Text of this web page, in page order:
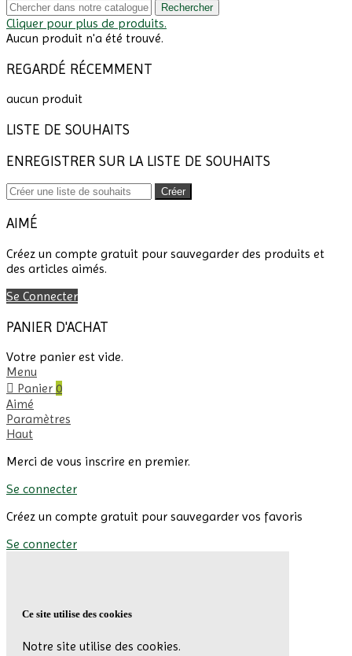
Rechercher
Cliquer pour plus de produits.
Aucun produit n'a été trouvé.
REGARDÉ RÉCEMMENT
aucun produit
LISTE DE SOUHAITS
ENREGISTRER SUR LA LISTE DE SOUHAITS
Créer
AIMÉ
Créez un compte gratuit pour sauvegarder des produits et
des articles aimés.
Se Connecter
PANIER D'ACHAT
Votre panier est vide.
Menu
Panier 0
Aimé
Paramètres
Haut
Merci de vous inscrire en premier.
Se connecter
Créez un compte gratuit pour sauvegarder vos favoris
Se connecter
Ce site utilise des cookies
Notre site utilise des cookies.